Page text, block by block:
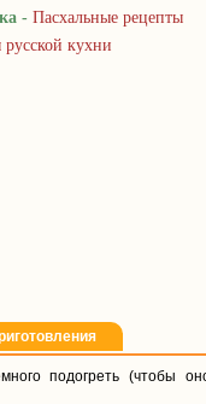
- Пасхальные рецепты
кухни
подогреть (чтобы